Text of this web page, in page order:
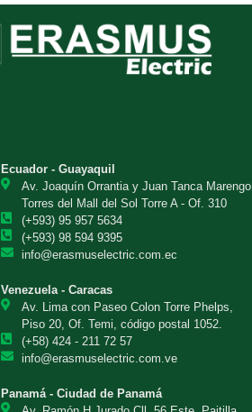
Ecuador - Guayaquil
Av. Joaquín Orrantia y Juan Tanca Marengo
Torres del Mall del Sol Torre A - Of. 310
(+593) 95 957 5634
(+593) 98 594 9395
info@erasmuselectric.com.ec
Venezuela - Caracas
Av. Lima con Paseo Colon Torre Phelps,
Piso 20, Of. Temi, código postal 1052.
(+58) 424 - 211 72 57
info@erasmuselectric.com.ve
Panamá - Ciudad de Panamá